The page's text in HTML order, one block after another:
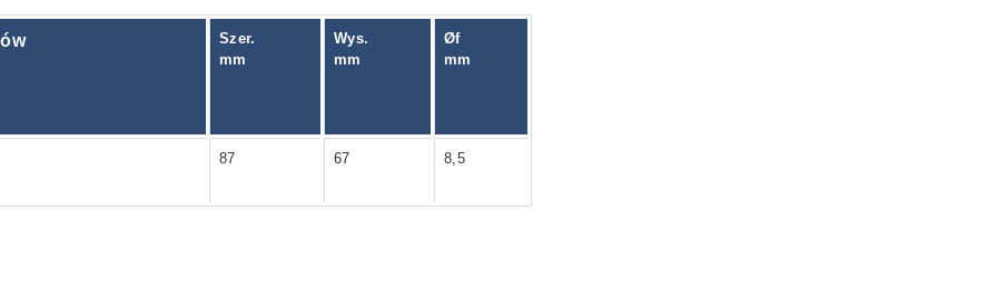
Szer.
mm
Wys.
mm
Øf
mm
87 67 8,5